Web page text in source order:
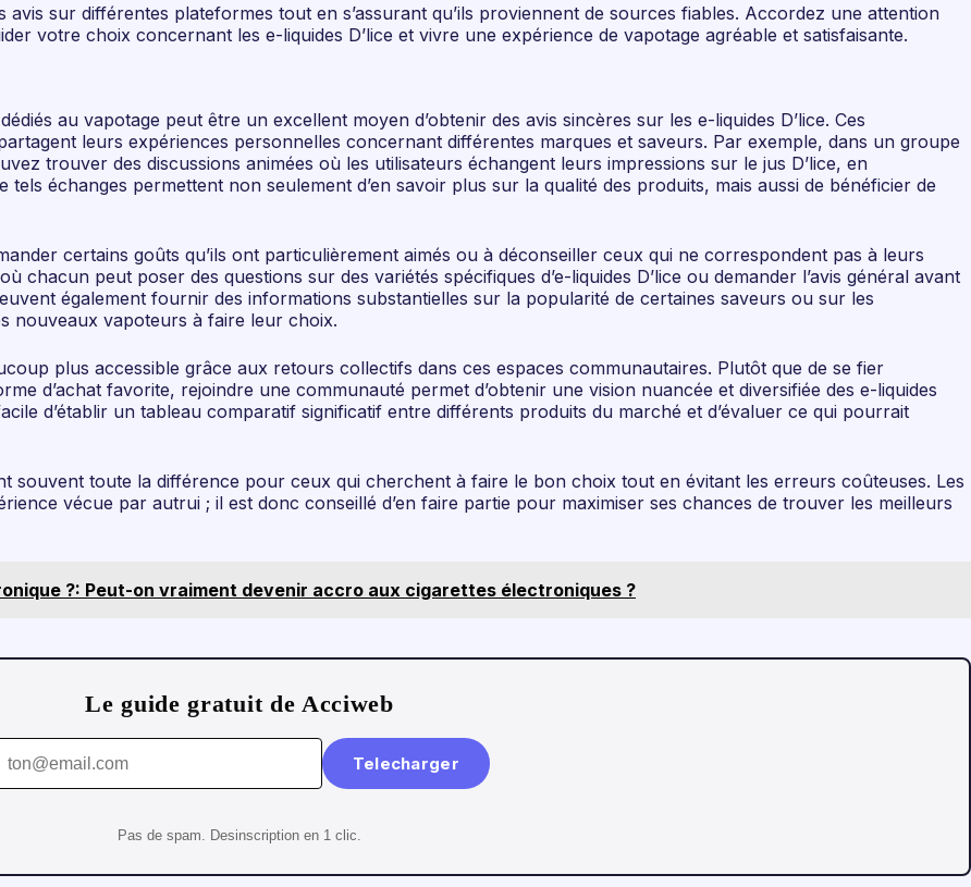
avis sur différentes plateformes tout en s’assurant qu’ils proviennent de sources fiables. Accordez une attention
votre choix concernant les e-liquides D’lice et vivre une expérience de vapotage agréable et satisfaisante.
au vapotage peut être un excellent moyen d’obtenir des avis sincères sur les e-liquides D’lice. Ces
leurs expériences personnelles concernant différentes marques et saveurs. Par exemple, dans un groupe
trouver des discussions animées où les utilisateurs échangent leurs impressions sur le jus D’lice, en
échanges permettent non seulement d’en savoir plus sur la qualité des produits, mais aussi de bénéficier de
certains goûts qu’ils ont particulièrement aimés ou à déconseiller ceux qui ne correspondent pas à leurs
chacun peut poser des questions sur des variétés spécifiques d’e-liquides D’lice ou demander l’avis général avant
également fournir des informations substantielles sur la popularité de certaines saveurs ou sur les
nouveaux vapoteurs à faire leur choix.
plus accessible grâce aux retours collectifs dans ces espaces communautaires. Plutôt que de se fier
d’achat favorite, rejoindre une communauté permet d’obtenir une vision nuancée et diversifiée des e-liquides
d’établir un tableau comparatif significatif entre différents produits du marché et d’évaluer ce qui pourrait
souvent toute la différence pour ceux qui cherchent à faire le bon choix tout en évitant les erreurs coûteuses. Les
vécue par autrui ; il est donc conseillé d’en faire partie pour maximiser ses chances de trouver les meilleurs
?: Peut-on vraiment devenir accro aux cigarettes électroniques ?
Le guide gratuit de Acciweb
Telecharger
Pas de spam. Desinscription en 1 clic.